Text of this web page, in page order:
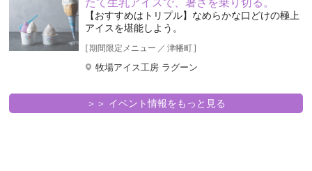
【おすすめはトリプル】なめらかな口どけの極上
アイスを堪能しよう。
[期間限定メニュー ／ 津幡町]
牧場アイス工房 ラグーン
＞＞ イベント情報をもっと見る